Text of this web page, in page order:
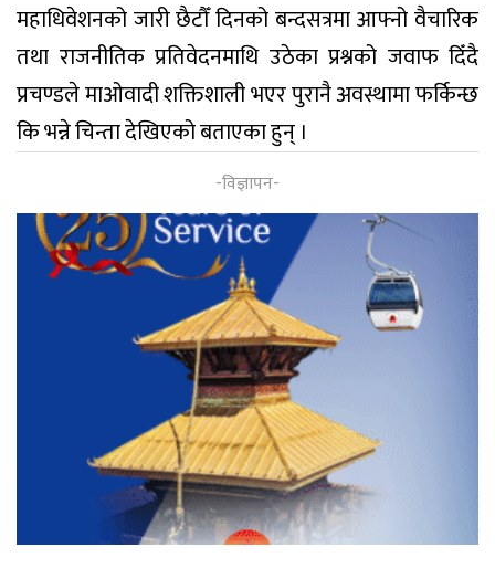
महाधिवेशनको जारी छैटौँ दिनको बन्दसत्रमा आफ्नो वैचारिक
तथा राजनीतिक प्रतिवेदनमाथि उठेका प्रश्नको जवाफ दिँदै
प्रचण्डले माओवादी शक्तिशाली भएर पुरानै अवस्थामा फर्किन्छ
कि भन्ने चिन्ता देखिएको बताएका हुन् ।